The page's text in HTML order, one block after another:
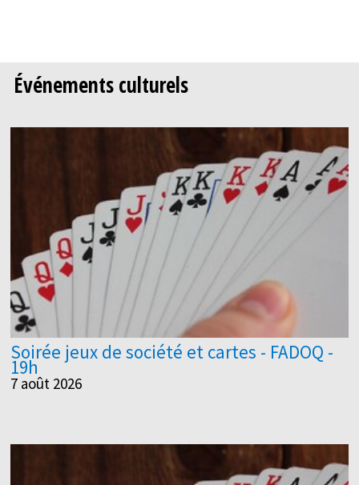
Événements culturels
Soirée jeux de société et cartes - FADOQ -
19h
7 août 2026